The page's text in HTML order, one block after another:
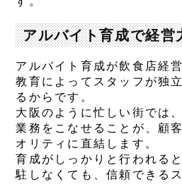
アルバイト育成で経営
アルバイト育成が飲食店経
教育によってスタッフが独
るからです。
大阪のように忙しい街では
業務をこなせることが、顧
オリティに直結します。
育成がしっかりと行われる
駐しなくても、信頼できる